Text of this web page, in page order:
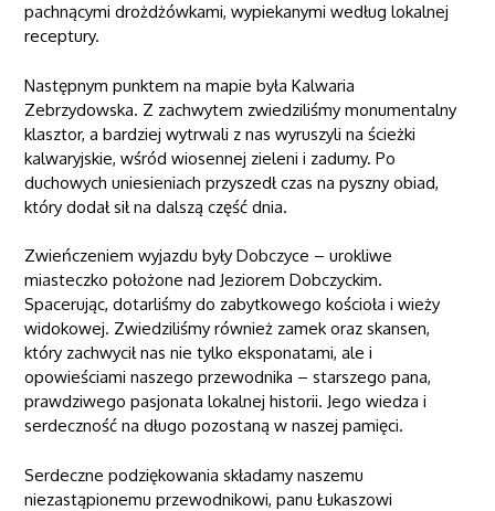
pachnącymi drożdżówkami, wypiekanymi według lokalnej
receptury.
Następnym punktem na mapie była Kalwaria
Zebrzydowska. Z zachwytem zwiedziliśmy monumentalny
klasztor, a bardziej wytrwali z nas wyruszyli na ścieżki
kalwaryjskie, wśród wiosennej zieleni i zadumy. Po
duchowych uniesieniach przyszedł czas na pyszny obiad,
który dodał sił na dalszą część dnia.
Zwieńczeniem wyjazdu były Dobczyce – urokliwe
miasteczko położone nad Jeziorem Dobczyckim.
Spacerując, dotarliśmy do zabytkowego kościoła i wieży
widokowej. Zwiedziliśmy również zamek oraz skansen,
który zachwycił nas nie tylko eksponatami, ale i
opowieściami naszego przewodnika – starszego pana,
prawdziwego pasjonata lokalnej historii. Jego wiedza i
serdeczność na długo pozostaną w naszej pamięci.
Serdeczne podziękowania składamy naszemu
niezastąpionemu przewodnikowi, panu Łukaszowi